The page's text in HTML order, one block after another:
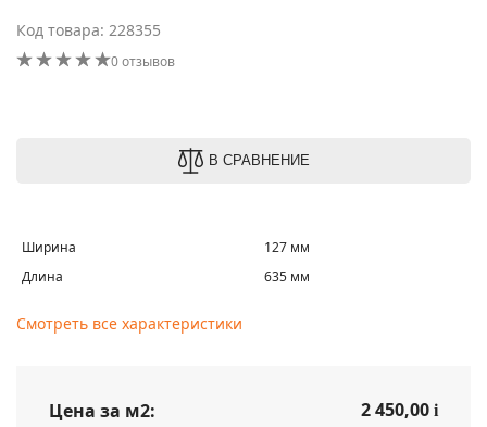
Код товара: 228355
0 отзывов
В СРАВНЕНИЕ
Ширина
127 мм
Длина
635 мм
Смотреть все характеристики
Цена за м2: 2 450,00 i